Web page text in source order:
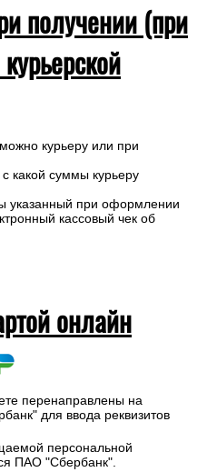
получении (при
курьеру или при
какой суммы курьеру
указанный при оформлении
кассовый чек об
онлайн
перенаправлены на
для ввода реквизитов
персональной
ПАО "Сбербанк".